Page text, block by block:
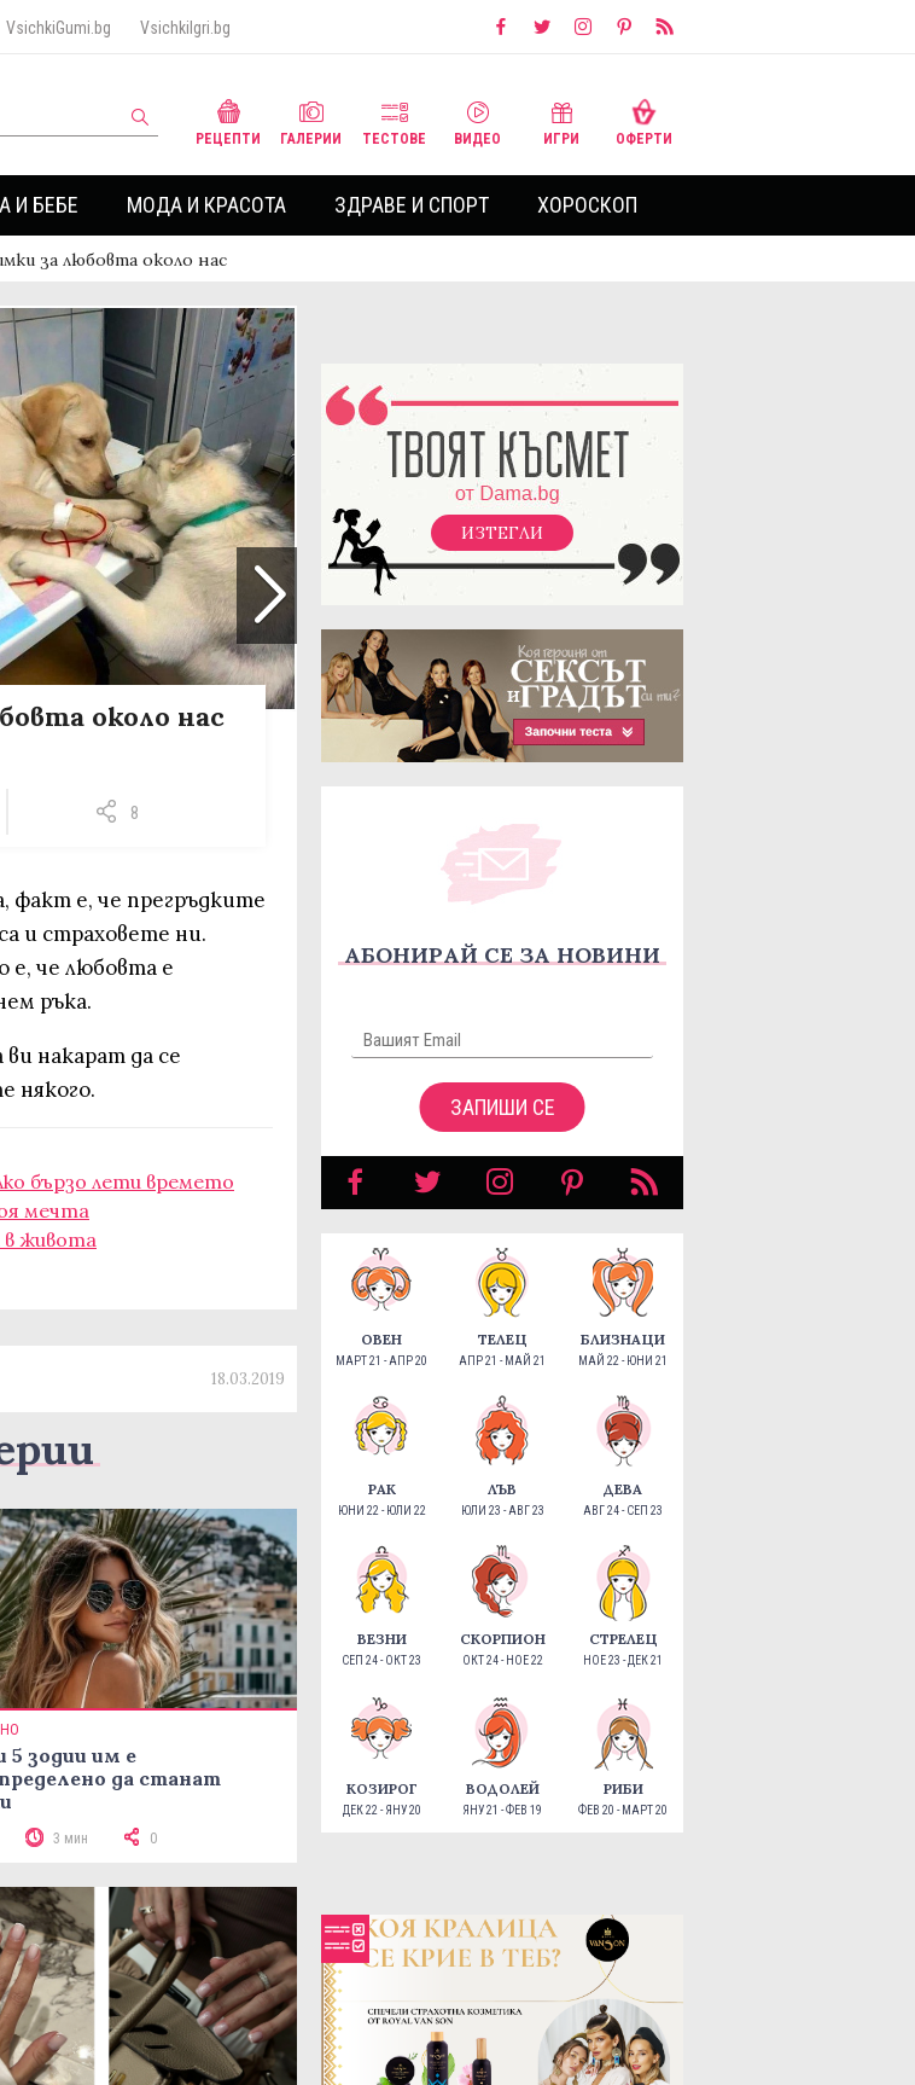
VsichkiGumi.bg VsichkiIgri.bg
РЕЦЕПТИ ГАЛЕРИИ ТЕСТОВЕ ВИДЕО ИГРИ ОФЕРТИ
И БЕБЕ МОДА И КРАСОТА ЗДРАВЕ И СПОРТ ХОРОСКОП
за любовта около нас
около нас
8
факт е, че прегръдките
и страховете ни.
е, че любовта е
ръка.
накарат да се
някого.
бързо лети времето
мечта
в живота
18.03.2019
5 зодии им е
да станат
3 мин 0
ИЗТЕГЛИ
АБОНИРАЙ СЕ ЗА НОВИНИ
ЗАПИШИ СЕ
ОВЕН
МАРТ 21 - АПР 20
ТЕЛЕЦ
АПР 21 - МАЙ 21
БЛИЗНАЦИ
МАЙ 22 - ЮНИ 21
РАК
ЮНИ 22 - ЮЛИ 22
ЛЪВ
ЮЛИ 23 - АВГ 23
ДЕВА
АВГ 24 - СЕП 23
ВЕЗНИ
СЕП 24 - ОКТ 23
СКОРПИОН
ОКТ 24 - НОЕ 22
СТРЕЛЕЦ
НОЕ 23 - ДЕК 21
КОЗИРОГ
ДЕК 22 - ЯНУ 20
ВОДОЛЕЙ
ЯНУ 21 - ФЕВ 19
РИБИ
ФЕВ 20 - МАРТ 20